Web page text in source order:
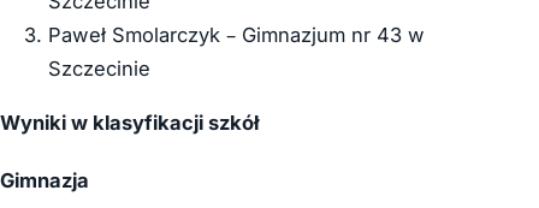
Paweł Smolarczyk – Gimnazjum nr 43 w
Szczecinie
Wyniki w klasyfikacji szkół
Gimnazja